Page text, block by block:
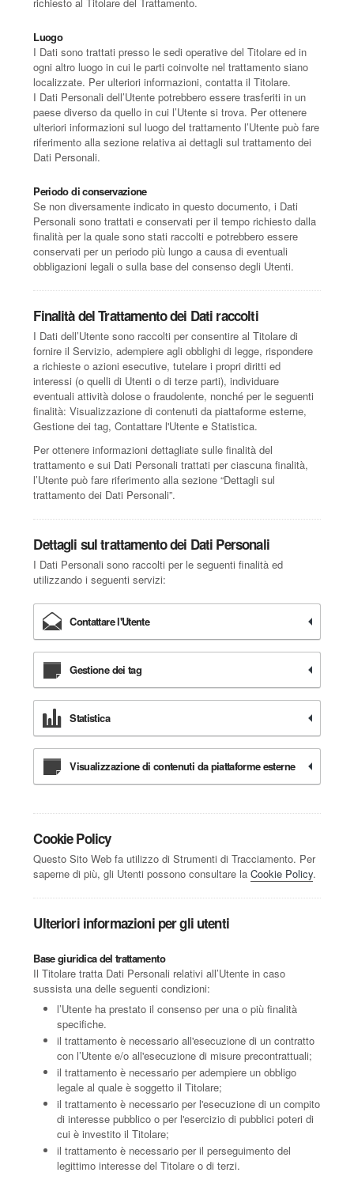
Luogo
I Dati sono trattati presso le sedi operative del Titolare ed in
ogni altro luogo in cui le parti coinvolte nel trattamento siano
localizzate. Per ulteriori informazioni, contatta il Titolare.
I Dati Personali dell’Utente potrebbero essere trasferiti in un
paese diverso da quello in cui l’Utente si trova. Per ottenere
ulteriori informazioni sul luogo del trattamento l’Utente può fare
riferimento alla sezione relativa ai dettagli sul trattamento dei
Dati Personali.
Periodo di conservazione
Se non diversamente indicato in questo documento, i Dati
Personali sono trattati e conservati per il tempo richiesto dalla
finalità per la quale sono stati raccolti e potrebbero essere
conservati per un periodo più lungo a causa di eventuali
obbligazioni legali o sulla base del consenso degli Utenti.
Finalità del Trattamento dei Dati raccolti
I Dati dell’Utente sono raccolti per consentire al Titolare di
fornire il Servizio, adempiere agli obblighi di legge, rispondere
a richieste o azioni esecutive, tutelare i propri diritti ed
interessi (o quelli di Utenti o di terze parti), individuare
eventuali attività dolose o fraudolente, nonché per le seguenti
finalità: Visualizzazione di contenuti da piattaforme esterne,
Gestione dei tag, Contattare l'Utente e Statistica.
Per ottenere informazioni dettagliate sulle finalità del
trattamento e sui Dati Personali trattati per ciascuna finalità,
l’Utente può fare riferimento alla sezione “Dettagli sul
trattamento dei Dati Personali”.
Dettagli sul trattamento dei Dati Personali
I Dati Personali sono raccolti per le seguenti finalità ed
utilizzando i seguenti servizi:
Contattare l'Utente
Gestione dei tag
Statistica
Visualizzazione di contenuti da piattaforme esterne
Cookie Policy
Questo Sito Web fa utilizzo di Strumenti di Tracciamento. Per
saperne di più, gli Utenti possono consultare laCookie Policy.
Ulteriori informazioni per gli utenti
Base giuridica del trattamento
Il Titolare tratta Dati Personali relativi all’Utente in caso
sussista una delle seguenti condizioni:
l’Utente ha prestato il consenso per una o più finalità
specifiche.
il trattamento è necessario all'esecuzione di un contratto
con l’Utente e/o all'esecuzione di misure precontrattuali;
il trattamento è necessario per adempiere un obbligo
legale al quale è soggetto il Titolare;
il trattamento è necessario per l'esecuzione di un compito
di interesse pubblico o per l'esercizio di pubblici poteri di
cui è investito il Titolare;
il trattamento è necessario per il perseguimento del
legittimo interesse del Titolare o di terzi.